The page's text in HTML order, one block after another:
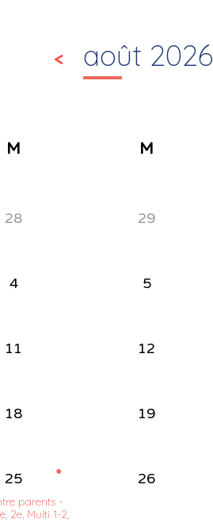
< août 2026
M M
28 29
4 5
11 12
18 19
parents -
2e, Multi 1-2,
25 ● 26